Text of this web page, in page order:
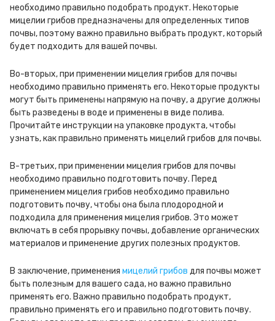
необходимо правильно подобрать продукт. Некоторые
мицелии грибов предназначены для определенных типов
почвы, поэтому важно правильно выбрать продукт, который
будет подходить для вашей почвы.
Во-вторых, при применении мицелия грибов для почвы
необходимо правильно применять его. Некоторые продукты
могут быть применены напрямую на почву, а другие должны
быть разведены в воде и применены в виде полива.
Прочитайте инструкции на упаковке продукта, чтобы
узнать, как правильно применять мицелий грибов для почвы.
В-третьих, при применении мицелия грибов для почвы
необходимо правильно подготовить почву. Перед
применением мицелия грибов необходимо правильно
подготовить почву, чтобы она была плодородной и
подходила для применения мицелия грибов. Это может
включать в себя прорывку почвы, добавление органических
материалов и применение других полезных продуктов.
В заключение, применения мицелий грибов для почвы может
быть полезным для вашего сада, но важно правильно
применять его. Важно правильно подобрать продукт,
правильно применять его и правильно подготовить почву.